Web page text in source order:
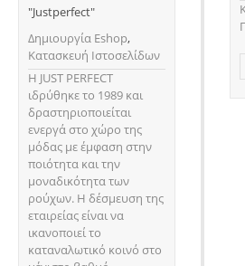
"Justperfect"
Δημιουργία Eshop,
Κατασκευή Ιστοσελίδων
Η JUST PERFECT
ιδρύθηκε το 1989 και
δραστηριοποιείται
ενεργά στο χώρο της
μόδας με έμφαση στην
ποιότητα και την
μοναδικότητα των
ρούχων. Η δέσμευση της
εταιρείας είναι να
ικανοποιεί το
καταναλωτικό κοινό στο